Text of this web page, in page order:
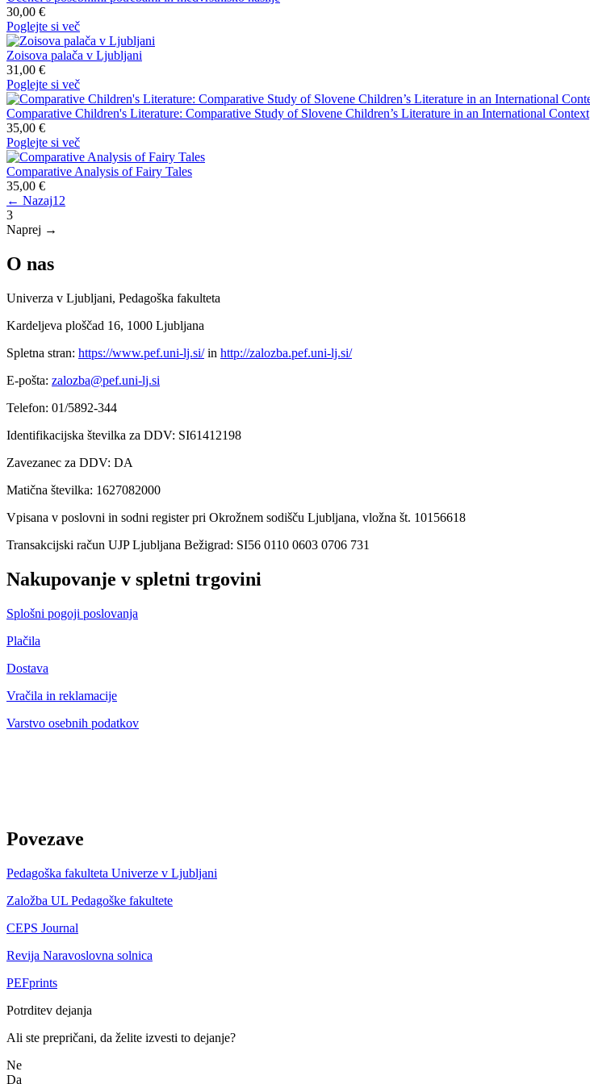
30,00 €
Poglejte si več
Zoisova palača v Ljubljani
31,00 €
Poglejte si več
Comparative Children's Literature: Comparative Study of Slovene Children’s Literature in an International Context
35,00 €
Poglejte si več
Comparative Analysis of Fairy Tales
35,00 €
← Nazaj1 2
3
Naprej →
O nas
Univerza v Ljubljani, Pedagoška fakulteta
Kardeljeva ploščad 16, 1000 Ljubljana
Spletna stran: https://www.pef.uni-lj.si/in http://zalozba.pef.uni-lj.si/
E-pošta: zalozba@pef.uni-lj.si
Telefon: 01/5892-344
Identifikacijska številka za DDV: SI61412198
Zavezanec za DDV: DA
Matična številka: 1627082000
Vpisana v poslovni in sodni register pri Okrožnem sodišču Ljubljana, vložna št. 10156618
Transakcijski račun UJP Ljubljana Bežigrad: SI56 0110 0603 0706 731
Nakupovanje v spletni trgovini
Splošni pogoji poslovanja
Plačila
Dostava
Vračila in reklamacije
Varstvo osebnih podatkov
Povezave
Pedagoška fakulteta Univerze v Ljubljani
Založba UL Pedagoške fakultete
CEPS Journal
Revija Naravoslovna solnica
PEFprints
Potrditev dejanja
Ali ste prepričani, da želite izvesti to dejanje?
Ne
Da